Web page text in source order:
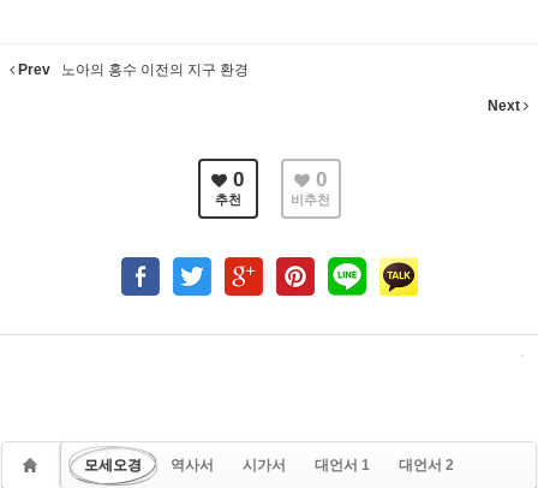
Prev 노아의 홍수 이전의 지구 환경
Next
0
추천
0
비추천
모세오경 역사서 시가서 대언서 1 대언서 2